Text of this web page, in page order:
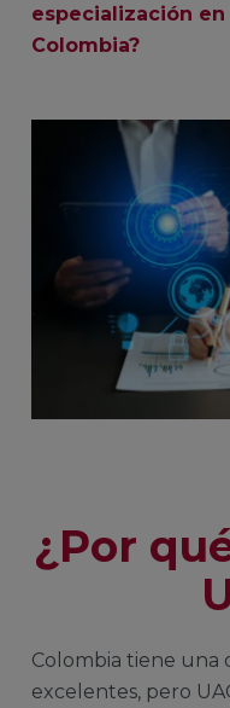
especialización
Colombia?
¿Por
Colombia tiene una
excelentes, pero